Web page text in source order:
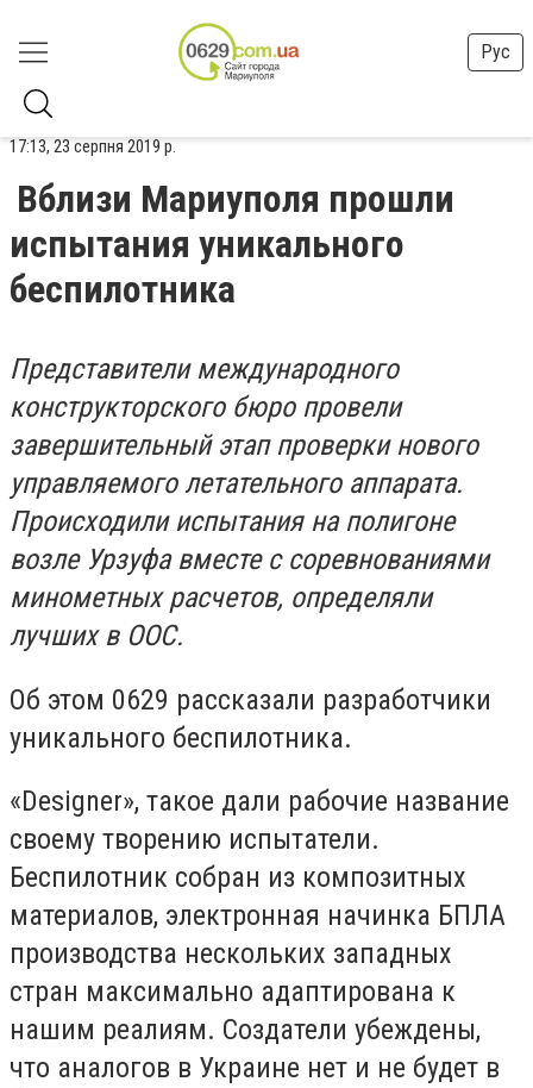
Рус
17:13, 23 серпня 2019 р.
Вблизи Мариуполя прошли
испытания уникального
беспилотника
Представители международного
конструкторского бюро провели
завершительный этап проверки нового
управляемого летательного аппарата.
Происходили испытания на полигоне
возле Урзуфа вместе с соревнованиями
минометных расчетов, определяли
лучших в ООС.
Об этом 0629 рассказали разработчики
уникального беспилотника.
«Designer», такое дали рабочие название
своему творению испытатели.
Беспилотник собран из композитных
материалов, электронная начинка БПЛА
производства нескольких западных
стран максимально адаптирована к
нашим реалиям. Создатели убеждены,
что аналогов в Украине нет и не будет в